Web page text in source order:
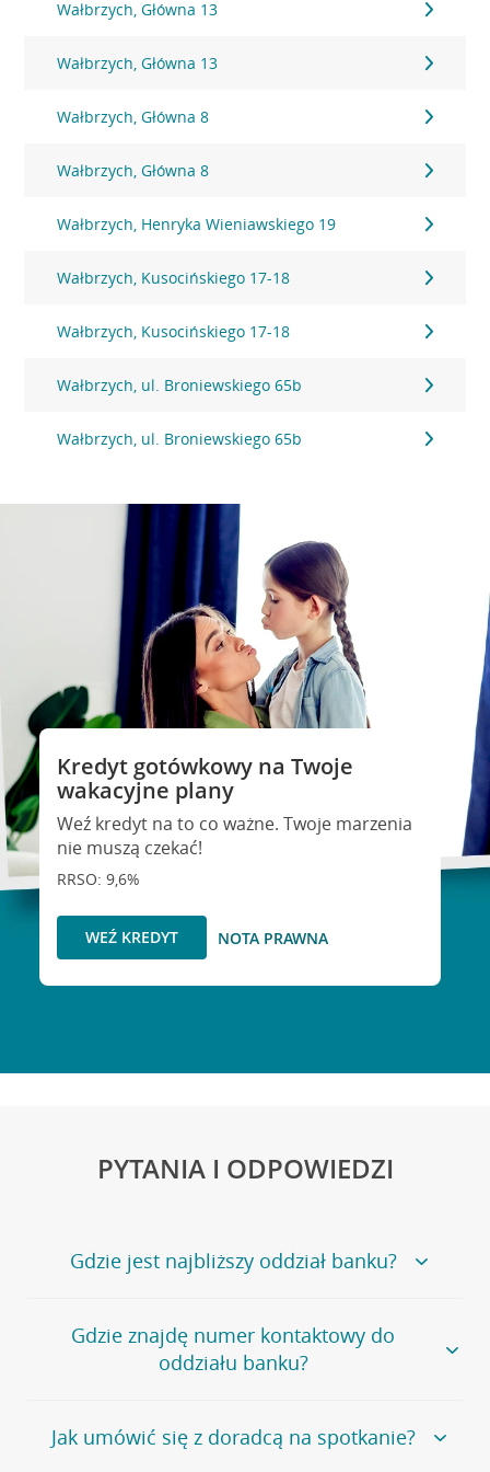
Wałbrzych, Główna 13
Wałbrzych, Główna 13
Wałbrzych, Główna 8
Wałbrzych, Główna 8
Wałbrzych, Henryka Wieniawskiego 19
Wałbrzych, Kusocińskiego 17-18
Wałbrzych, Kusocińskiego 17-18
Wałbrzych, ul. Broniewskiego 65b
Wałbrzych, ul. Broniewskiego 65b
Kredyt gotówkowy na Twoje
wakacyjne plany
Weź kredyt na to co ważne. Twoje marzenia
nie muszą czekać!
RRSO: 9,6%
WEŹ KREDYT NOTA PRAWNA
PYTANIA I ODPOWIEDZI
Gdzie jest najbliższy oddział banku?
Jeśli szukasz oddziału naszego banku, zapraszamy na
stronęPlacówki i bankomaty, na której znajduje się
wygodna wyszukiwarka.
oddziałów
Gdzie znajdę numer kontaktowy do
oddziału banku?
Bank Credit Agricole nie udostępnia ogólnego numeru
telefonu do placówki bankowej.
Jak umówić się z doradcą na spotkanie?